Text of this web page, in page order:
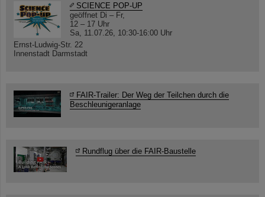
SCIENCE POP-UP
geöffnet Di – Fr,
12 – 17 Uhr
Sa, 11.07.26, 10:30-16:00 Uhr
Ernst-Ludwig-Str. 22
Innenstadt Darmstadt
FAIR-Trailer: Der Weg der Teilchen durch die
Beschleunigeranlage
Rundflug über die FAIR-Baustelle